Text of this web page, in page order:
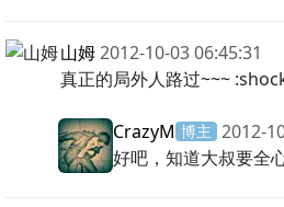
山姆2012-10-03 06:45:31
真正的局外人路过~~~
CrazyM 博主 2012-
好吧，知道大叔要全